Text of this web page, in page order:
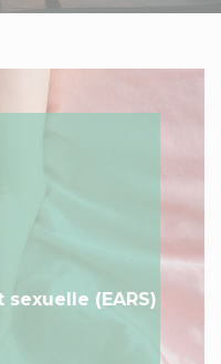
(EARS)